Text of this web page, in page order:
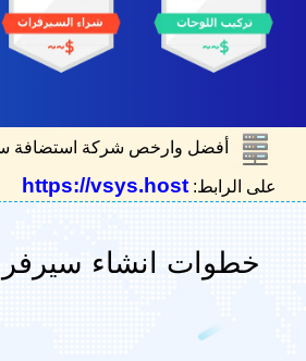
على الرابط: https://vsys.host
خطوات انشاء سيرفر IPTV ناجح